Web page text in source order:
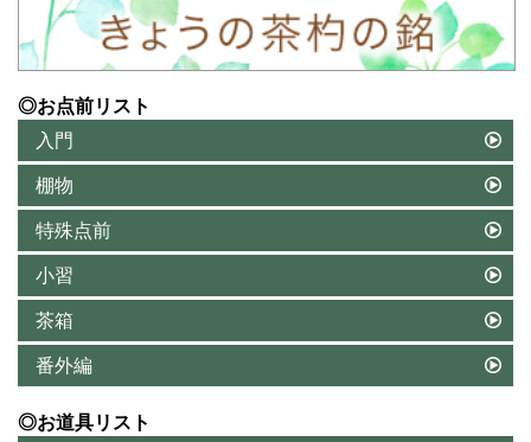
◎お点前リスト
入門
棚物
特殊点前
小習
茶箱
番外編
◎お道具リスト